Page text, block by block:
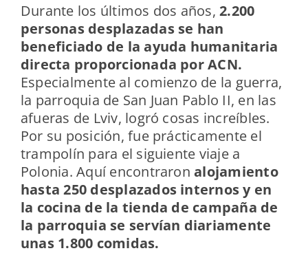
Durante los últimos dos años,2.200
personas desplazadas se han
beneficiado de la ayuda humanitaria
directa proporcionada por ACN.
Especialmente al comienzo de la guerra,
la parroquia de San Juan Pablo II, en las
afueras de Lviv, logró cosas increíbles.
Por su posición, fue prácticamente el
trampolín para el siguiente viaje a
Polonia. Aquí encontraronalojamiento
hasta 250 desplazados internos y en
la cocina de la tienda de campaña de
la parroquia se servían diariamente
unas 1.800 comidas.